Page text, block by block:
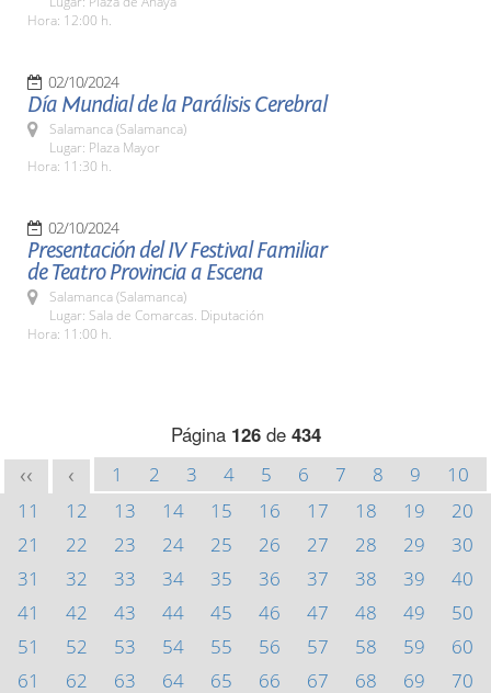
Hora: 12:00 h.
02/10/2024
Día Mundial de la Parálisis Cerebral
Salamanca (Salamanca)
Lugar: Plaza Mayor
Hora: 11:30 h.
02/10/2024
Presentación del IV Festival Familiar
de Teatro Provincia a Escena
Salamanca (Salamanca)
Lugar: Sala de Comarcas. Diputación
Hora: 11:00 h.
Página 126de 434
<< < 1 2 3 4 5 6 7 8 9
10
11
12 13 14 15 16 17 18 19
20
21
22 23 24 25 26 27 28 29
30
31
32 33 34 35 36 37 38 39
40
41
42 43 44 45 46 47 48 49
50
51
52 53 54 55 56 57 58 59
60
61
62 63 64 65 66 67 68 69
70